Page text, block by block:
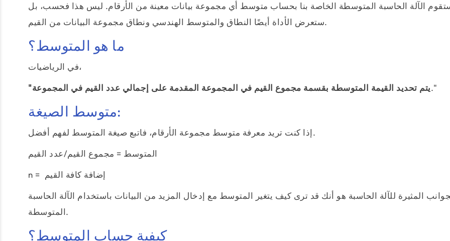
الآلة الحاسبة المتوسطة الخاصة بنا بحساب متوسط أي مجموعة بيانات معينة من الأرقام. ليس هذا فحسب، بل
ستعرض الأداة أيضًا النطاق والمتوسط الهندسي ونطاق مجموعة البيانات من القيم.
ما هو المتوسط؟
في الرياضيات،
"يتم تحديد القيمة المتوسطة بقسمة مجموع القيم في المجموعة المقدمة على إجمالي عدد القيم في المجموعة."
متوسط الصيغة:
إذا كنت تريد معرفة متوسط مجموعة الأرقام، فاتبع صيغة المتوسط لفهم أفضل.
المتوسط = مجموع القيم/عدد القيم
n = إضافة كافة القيم
المثيرة للآلة الحاسبة هو أنك قد ترى كيف يتغير المتوسط مع إدخال المزيد من البيانات باستخدام الآلة الحاسبة
المتوسطة.
كيفية حساب المتوسط؟